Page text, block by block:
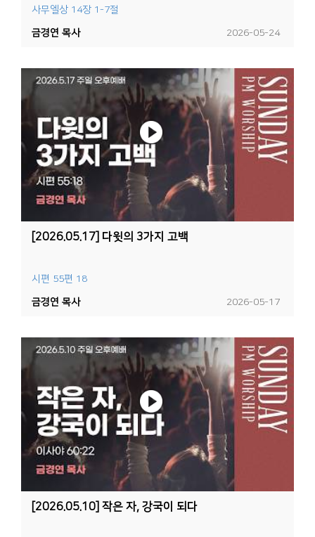
사무엘상 14장 1-7절
2026-05-24
금경연 목사
[2026.05.17] 다윗의 3가지 고백
시편 55편 18
2026-05-17
금경연 목사
[2026.05.10] 작은 자, 강국이 되다